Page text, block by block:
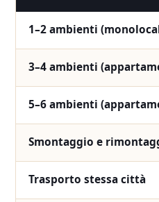
1–2 ambienti
3–4 ambienti
5–6 ambienti
Smontaggio e
Trasporto stessa città